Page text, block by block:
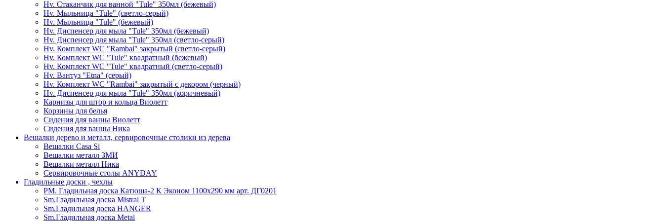
Hv. Стаканчик для ванной "Tule" 350мл (бежевый)
Hv. Мыльница "Tule" (светло-серый)
Hv. Мыльница "Tule" (бежевый)
Hv. Диспенсер для мыла "Tule" 350мл (бежевый)
Hv. Диспенсер для мыла "Tule" 350мл (светло-серый)
Hv. Комплект WC "Rambai" закрытый (светло-серый)
Hv. Комплект WC "Tule" квадратный (бежевый)
Hv. Комплект WC "Tule" квадратный (светло-серый)
Hv. Вантуз "Etna" (серый)
Hv. Комплект WC "Rambai" закрытый с декором (черный)
Hv. Диспенсер для мыла "Tule" 350мл (коричневый)
Карнизы для штор и кольца Виолетт
Корзины для белья
Сидения для ванны Виолетт
Сидения для ванны Ника
Вешалки дерево и металл, сервировочные столики из дерева
Вешалки Casa Si
Вешалки металл ЗМИ
Вешалки металл Ника
Сервировочные столы ANYDAY
Гладильные доски , чехлы
PM. Гладильная доска Катюша-2 К Эконом 1100х290 мм арт. ДГ0201
Sm.Гладильная доска Mistral T
Sm.Гладильная доска HANGER
Sm.Гладильная доска Metal